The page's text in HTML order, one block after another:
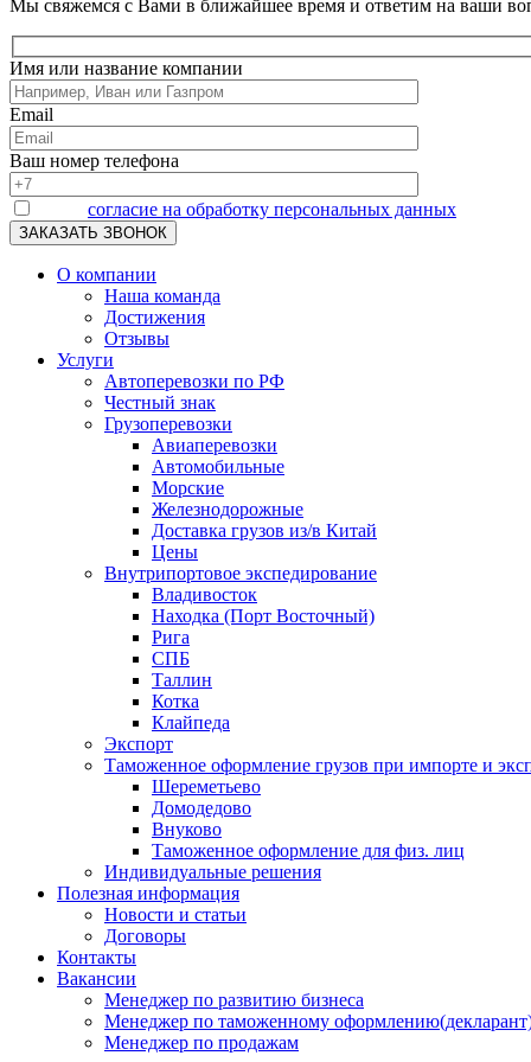
Мы свяжемся с Вами в ближайшее время и ответим на ваши
Имя или название компании
Email
Ваш номер телефона
согласие на обработку персональных данных
О компании
Наша команда
Достижения
Отзывы
Услуги
Автоперевозки по РФ
Честный знак
Грузоперевозки
Авиаперевозки
Автомобильные
Морские
Железнодорожные
Доставка грузов из/в Китай
Цены
Внутрипортовое экспедирование
Владивосток
Находка (Порт Восточный)
Рига
СПБ
Таллин
Котка
Клайпеда
Экспорт
Таможенное оформление грузов при импорте и
Шереметьево
Домодедово
Внуково
Таможенное оформление для физ. лиц
Индивидуальные решения
Полезная информация
Новости и статьи
Договоры
Контакты
Вакансии
Менеджер по развитию бизнеса
Менеджер по таможенному
Менеджер по продажам